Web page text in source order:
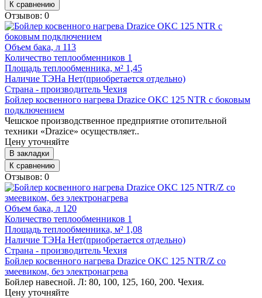
К сравнению
Отзывов: 0
Объем бака, л 113
Количество теплообменников 1
Площадь теплообменника, м² 1,45
Наличие ТЭНа Нет(приобретается отдельно)
Страна - производитель Чехия
Бойлер косвенного нагрева Drazice OKC 125 NTR с боковым
подключением
Чешское производственное предприятие отопительной
техники «Drazice» осуществляет..
Цену уточняйте
В закладки
К сравнению
Отзывов: 0
Объем бака, л 120
Количество теплообменников 1
Площадь теплообменника, м² 1,08
Наличие ТЭНа Нет(приобретается отдельно)
Страна - производитель Чехия
Бойлер косвенного нагрева Drazice OKC 125 NTR/Z со
змеевиком, без электронагрева
Бойлер навесной. Л: 80, 100, 125, 160, 200. Чехия.
Цену уточняйте